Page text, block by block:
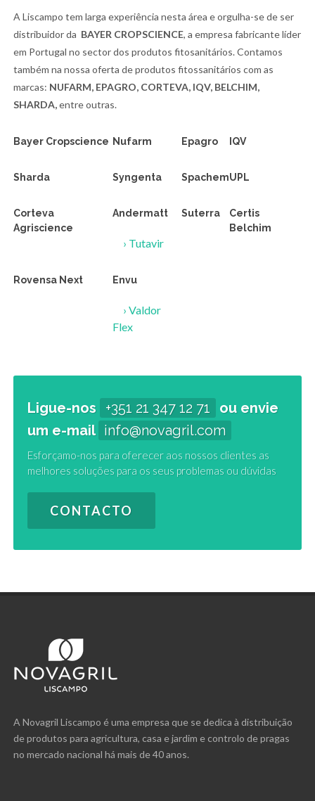
A Liscampo tem larga experiência nesta área e orgulha-se de ser
distribuidor da BAYER CROPSCIENCE, a empresa fabricante líder
em Portugal no sector dos produtos fitosanitários. Contamos
também na nossa oferta de produtos fitossanitários com as
marcas: NUFARM, EPAGRO, CORTEVA, IQV, BELCHIM,
SHARDA,entre outras.
CULTURA
PROBLEMA
TIPO PRODUTO
EMPRESA
Bayer Cropscience Nufarm Epagro IQV
Sharda Syngenta SpachemUPL
Corteva
Agriscience
Andermatt
› Tutavir
Suterra
Certis
Belchim
Rovensa Next Envu
›Valdor
Flex
Ligue-nos +351 21 347 12 71
ou envie
um e-mail info@novagril.com
Esforçamo-nos para oferecer aos nossos clientes as
melhores soluções para os seus problemas ou dúvidas
CONTACTO
A Novagril Liscampo é uma empresa que se dedica à distribuição
de produtos para agricultura, casa e jardim e controlo de pragas
no mercado nacional há mais de 40 anos.